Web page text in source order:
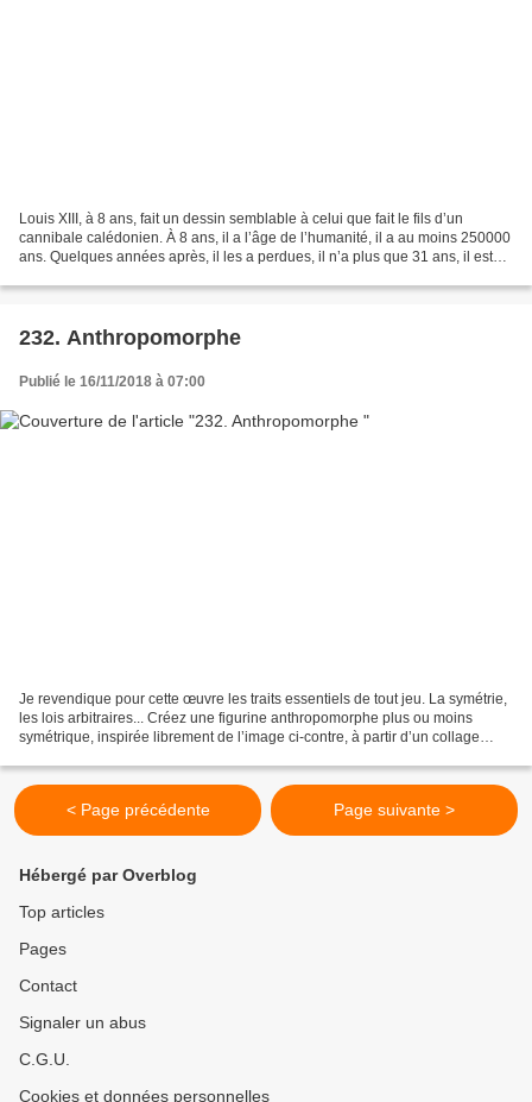
Louis XIII, à 8 ans, fait un dessin semblable à celui que fait le fils d’un
cannibale calédonien. À 8 ans, il a l’âge de l’humanité, il a au moins 250000
ans. Quelques années après, il les a perdues, il n’a plus que 31 ans, il est
232. Anthropomorphe
Publié le 16/11/2018 à 07:00
Je revendique pour cette œuvre les traits essentiels de tout jeu. La symétrie,
les lois arbitraires... Créez une figurine anthropomorphe plus ou moins
symétrique, inspirée librement de l’image ci-contre, à partir d’un collage
< Page précédente Page suivante >
Hébergé par Overblog
Top articles
Pages
Contact
Signaler un abus
C.G.U.
Cookies et données personnelles